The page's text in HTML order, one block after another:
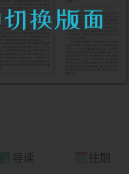
导读 往期